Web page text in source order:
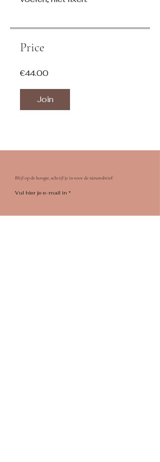
Price
€44.00
Join
Blijf op de hoogte, schrijf je in voor de nieuwsbrief
Vul hier je e-mail in